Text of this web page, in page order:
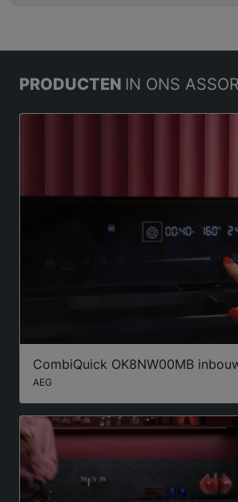
PRODUCTEN IN ONS
CombiQuick OK8NW00MB
AEG